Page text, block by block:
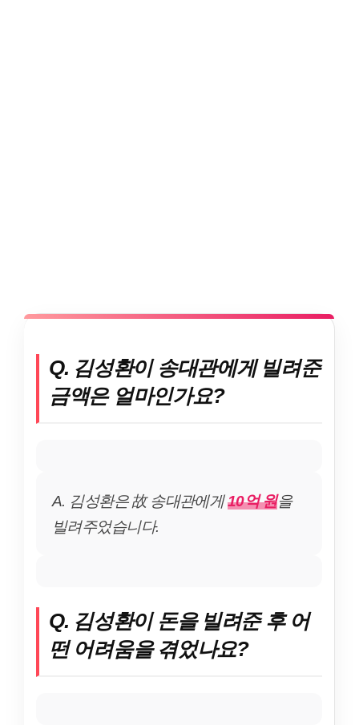
Q. 김성환이 송대관에게 빌려준
금액은 얼마인가요?
A. 김성환은 故 송대관에게10억 원을
빌려주었습니다.
Q. 김성환이 돈을 빌려준 후 어
떤 어려움을 겪었나요?